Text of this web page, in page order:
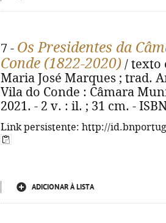
7 - Os Presidentes da
Conde (1822-2020) / texto
Maria José Marques ; trad.
Vila do Conde : Câmara
2021. - 2 v. : il. ; 31 cm. -
Link persistente: http://
ADICIONAR À LISTA